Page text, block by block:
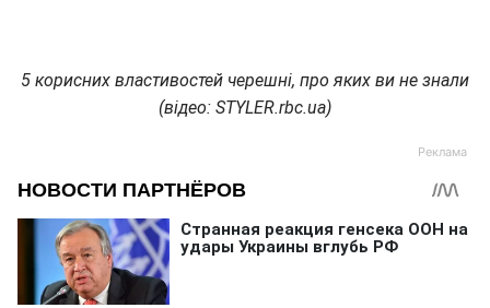
5 корисних властивостей черешні, про яких ви не знали
(відео: STYLER.rbc.ua)